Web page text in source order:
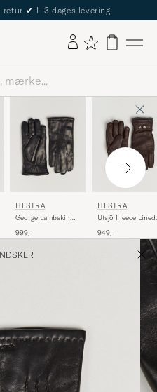
Passport
HESTRA
George Lambskin
Black
999,-
HESTRA
Utsjö Fleece Lined
Glove Espresso
949,-